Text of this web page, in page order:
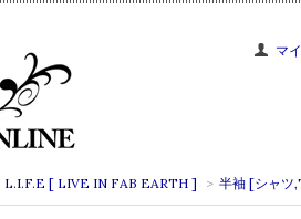
マ
L.I.F.E [ LIVE IN FAB EARTH ] > 半袖 [シャツ